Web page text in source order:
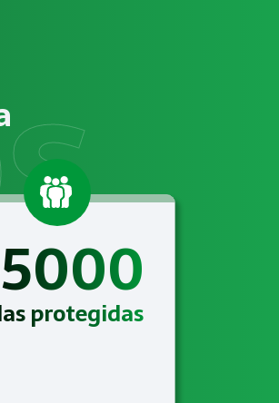
relacionadas a NR-12 –
suporte técnico completo,
protegidas